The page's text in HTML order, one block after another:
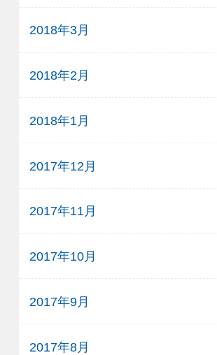
2018年3月
2018年2月
2018年1月
2017年12月
2017年11月
2017年10月
2017年9月
2017年8月